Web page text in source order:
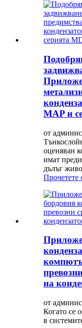
MAP и
от
оценяван
имат
дълъг
Прочетете
на
от
Когато се
в